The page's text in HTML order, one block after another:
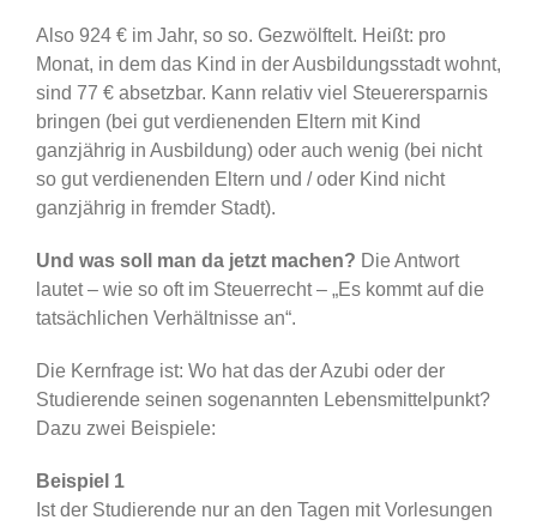
Also 924 € im Jahr, so so. Gezwölftelt. Heißt: pro
Monat, in dem das Kind in der Ausbildungsstadt wohnt,
sind 77 € absetzbar. Kann relativ viel Steuerersparnis
bringen (bei gut verdienenden Eltern mit Kind
ganzjährig in Ausbildung) oder auch wenig (bei nicht
so gut verdienenden Eltern und / oder Kind nicht
ganzjährig in fremder Stadt).
Und was soll man da jetzt machen? Die Antwort
lautet – wie so oft im Steuerrecht – „Es kommt auf die
tatsächlichen Verhältnisse an“.
Die Kernfrage ist: Wo hat das der Azubi oder der
Studierende seinen sogenannten Lebensmittelpunkt?
Dazu zwei Beispiele:
Beispiel 1
Ist der Studierende nur an den Tagen mit Vorlesungen